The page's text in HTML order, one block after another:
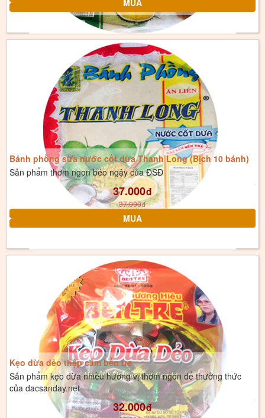
Bánh phồng sữa nước cốt dừa Thanh Long (Bịch 10 bánh)
Sản phẩm thơm ngon béo ngậy của ĐSĐ
37.000đ
37.000đ
Kẹo dừa dẻo thập cẩm bến tre
Sản phẩm kẹo dừa nhiều hương vị thơm ngon để thưởng thức
của dacsanday.net
32.000đ